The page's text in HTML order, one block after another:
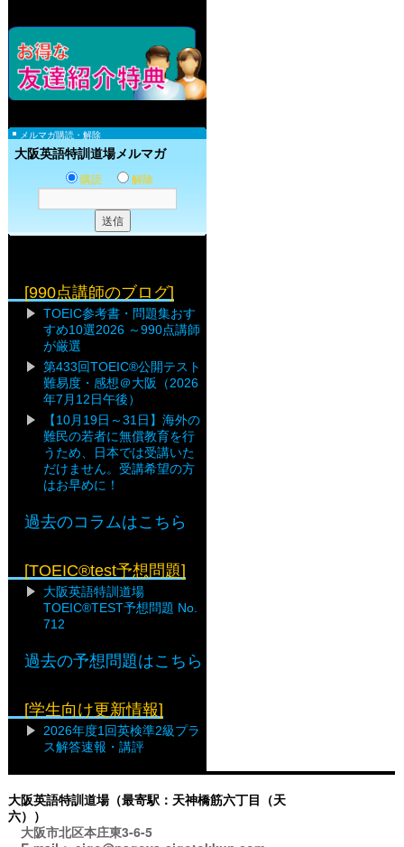
メルマガ購読・解除
大阪英語特訓道場メルマガ
購読 解除
[990点講師のブログ]
TOEIC参考書・問題集おす
すめ10選2026 ～990点講師
が厳選
第433回TOEIC®公開テスト
難易度・感想＠大阪（2026
年7月12日午後）
【10月19日～31日】海外の
難民の若者に無償教育を行
うため、日本では受講いた
だけません。受講希望の方
はお早めに！
過去のコラムはこちら
[TOEIC®test予想問題]
大阪英語特訓道場
TOEIC®TEST予想問題 No.
712
過去の予想問題はこちら
[学生向け更新情報]
2026年度1回英検準2級プラ
ス解答速報・講評
大阪英語特訓道場（最寄駅：天神橋筋六丁目（天
六））
大阪市北区本庄東3-6-5